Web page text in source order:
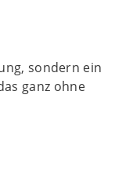
sondern ein
ganz ohne